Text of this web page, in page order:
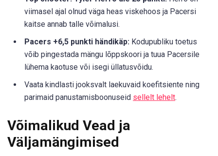
viimasel ajal olnud väga heas viskehoos ja Pacersi
kaitse annab talle võimalusi.
Pacers +6,5 punkti händikäp: Kodupubliku toetus
võib pingestada mängu lõppskoori ja tuua Pacersile
lühema kaotuse või isegi üllatusvõidu.
Vaata kindlasti jooksvalt laekuvaid koefitsiente ning
parimaid panustamisboonuseid sellelt lehelt.
Võimalikud Vead ja
Väljamängimised